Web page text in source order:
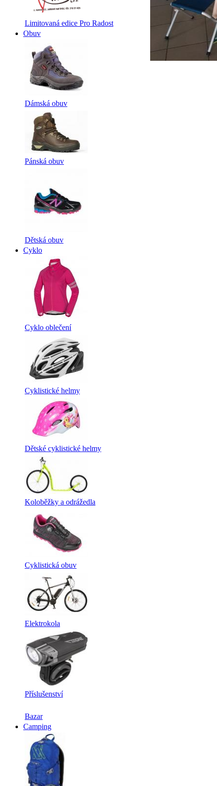
Limitovaná edice Pro Radost
Obuv
Dámská obuv
Pánská obuv
Dětská obuv
Cyklo
Cyklo oblečení
Cyklistické helmy
Dětské cyklistické helmy
Koloběžky a odrážedla
Cyklistická obuv
Elektrokola
Příslušenství
Bazar
Camping